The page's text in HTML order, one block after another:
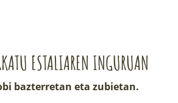
ESTALIAREN INGURUAN
bazterretan eta zubietan.